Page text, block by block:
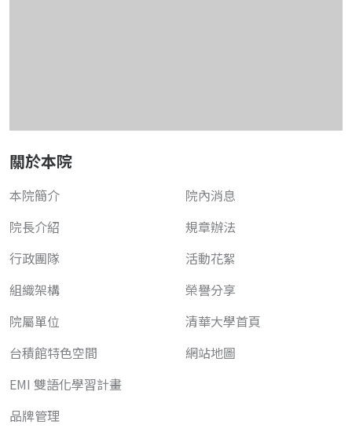
關於本院
本院簡介
院長介紹
行政團隊
組織架構
院屬單位
台積館特色空間
EMI 雙語化學習計畫
品牌管理
院內消息
規章辦法
活動花絮
榮譽分享
清華大學首頁
網站地圖